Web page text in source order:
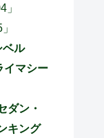
ベル
イマシー
ダン・
キング